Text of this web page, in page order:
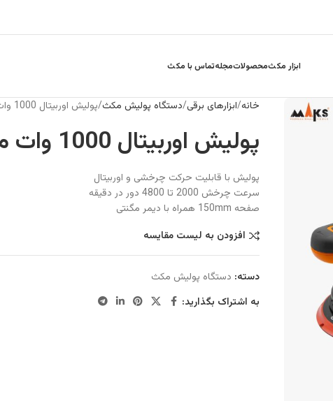
ابزار مکثمحصولاتمجلهتماس با مکث
خانه ابزارهای برقی دستگاه پولیش مکث پولیش اوربیتال 1000 وات مکث مدل PO1
پولیش اوربیتال 1000 وات مکث مدل PO1
پولیش با قابلیت حرکت چرخشی و اوربیتال
سرعت چرخش 2000 تا 4800 دور در دقیقه
صفحه 150mm همراه با دیمر مگنتی
افزودن به لیست مقایسه
دسته: دستگاه پولیش مکث
به اشتراک بگذارید: